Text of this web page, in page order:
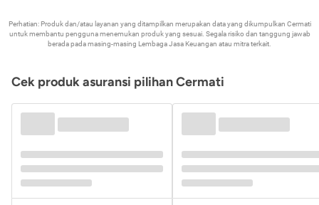
Perhatian: Produk dan/atau layanan yang ditampilkan merupakan data yang dikumpulkan Cermati
untuk membantu pengguna menemukan produk yang sesuai. Segala risiko dan tanggung jawab
berada pada masing-masing Lembaga Jasa Keuangan atau mitra terkait.
Cek produk asuransi pilihan Cermati